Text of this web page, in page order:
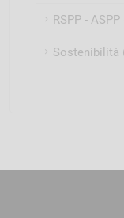
RSPP - ASPP
Sostenibilità